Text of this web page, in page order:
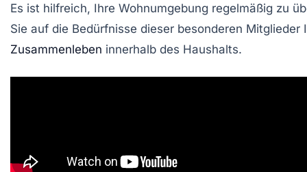
Es ist hilfreich, Ihre Wohnumgebung regelmäßig zu
Sie auf die Bedürfnisse dieser besonderen
Zusammenleben innerhalb des Haushalts.